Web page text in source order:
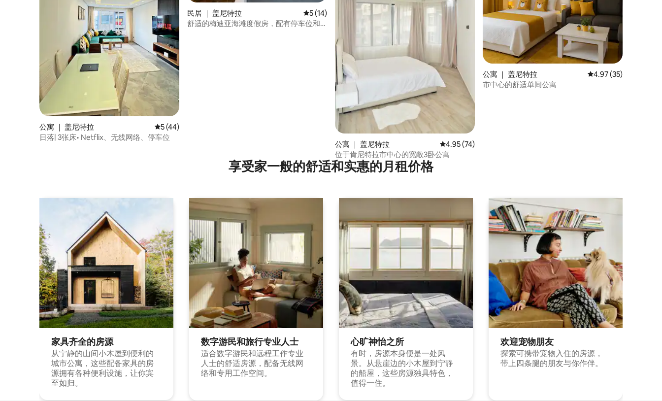
公寓 ｜ 盖尼特拉 平均评分 5 分（满分 5 分），共 44 条评价
5 (44)
日落| 3张床• Netflix、无线网络、停车位
民居 ｜ 盖尼特拉 平均评分 5 分（满分 5 分），共 14 条评价
5 (14)
舒适的梅迪亚海滩度假房，配有停车位和
公寓 ｜ 盖尼特拉 平均评分 4.95 分（满分 5 分），共 74 条评价
4.95 (74)
位于肯尼特拉市中心的宽敞3卧公寓
公寓 ｜ 盖尼特拉 平均评分 4.97 分（满
4.97 (35)
市中心的舒适单间公寓
享受家一般的舒适和实惠的月租价格
家具齐全的房源
从宁静的山间小木屋到便利的
城市公寓，这些配备家具的房
源拥有各种便利设施，让你宾
至如归。
数字游民和旅行专业人士
适合数字游民和远程工作专业
人士的舒适房源，配备无线网
络和专用工作空间。
心旷神怡之所
有时，房源本身便是一处风
景。从悬崖边的小木屋到宁静
的船屋，这些房源独具特色，
值得一住。
欢迎宠物朋友
探索可携带宠物入住的房源，
带上四条腿的朋友与你作伴。